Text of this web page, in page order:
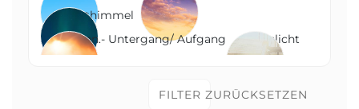
Nachthimmel
Sonnen.- Untergang/ Aufgang
Tageslicht
FILTER ZURÜCKSETZEN